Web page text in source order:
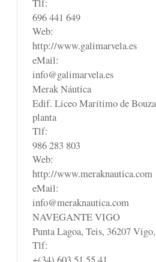
696 441 649
Web:
http://www.galimarvela.es
eMail:
info@galimarvela.es
Merak Náutica
Edif. Liceo Marítimo de
planta
Tlf:
986 283 803
Web:
http://www.meraknautica.com
eMail:
info@meraknautica.com
NAVEGANTE VIGO
Punta Lagoa, Teis, 36207 Vigo,
Tlf: